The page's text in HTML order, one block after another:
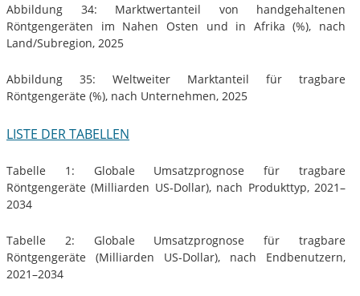
Abbildung 34: Marktwertanteil von handgehaltenen
Röntgengeräten im Nahen Osten und in Afrika (%), nach
Land/Subregion, 2025
Abbildung 35: Weltweiter Marktanteil für tragbare
Röntgengeräte (%), nach Unternehmen, 2025
LISTE DER TABELLEN
Tabelle 1: Globale Umsatzprognose für tragbare
Röntgengeräte (Milliarden US-Dollar), nach Produkttyp, 2021–
2034
Tabelle 2: Globale Umsatzprognose für tragbare
Röntgengeräte (Milliarden US-Dollar), nach Endbenutzern,
2021–2034